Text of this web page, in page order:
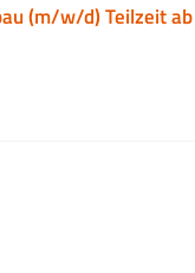
(m/w/d) Teilzeit ab